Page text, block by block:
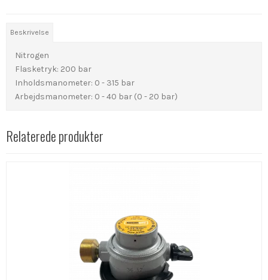
Beskrivelse
Nitrogen
Flasketryk: 200 bar
Inholdsmanometer: 0 - 315 bar
Arbejdsmanometer: 0 - 40 bar (0 - 20 bar)
Relaterede produkter